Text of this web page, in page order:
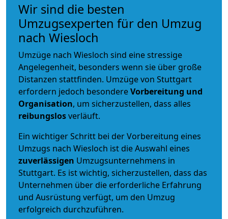
Wir sind die besten
Umzugsexperten für den Umzug
nach Wiesloch
Umzüge nach Wiesloch sind eine stressige
Angelegenheit, besonders wenn sie über große
Distanzen stattfinden. Umzüge von Stuttgart
erfordern jedoch besondereVorbereitung und
Organisation, um sicherzustellen, dass alles
reibungslosverläuft.
Ein wichtiger Schritt bei der Vorbereitung eines
Umzugs nach Wiesloch ist die Auswahl eines
zuverlässigen Umzugsunternehmens in
Stuttgart. Es ist wichtig, sicherzustellen, dass das
Unternehmen über die erforderliche Erfahrung
und Ausrüstung verfügt, um den Umzug
erfolgreich durchzuführen.